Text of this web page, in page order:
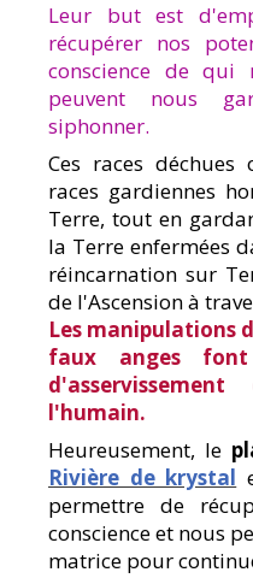
Leur but est
récupérer nos
conscience de qui
peuvent nous
siphonner.
Ces races
races gardiennes
Terre, tout en
la Terre enfermées
réincarnation sur
de l'Ascension à
Les manipulations
faux anges
l'humain.
Heureusement, le
Rivière de krystal
permettre de
conscience et nous
matrice pour